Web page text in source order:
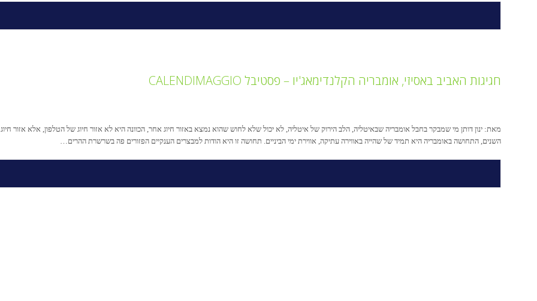
חגיגות האביב באסיזי, אומבריה הקלנדימאג'יו – פסטיבל CALENDIMAGGIO
מאת: ינון דותן מי שמבקר בחבל אומבריה שבאיטליה, הלב הירוק של איטליה, לא יכול שלא לחוש שהוא נמצא באזור חיוג אחר, הכוונה היא לא אזור חיוג של הטלפון, אלא אזור
השנים, התחושה באומבריה היא תמיד של שהייה באווירה עתיקה, אווירת ימי הביניים. תחושה זו היא הודות למבצרים הענקיים הפזורים פה בשרשרת ההרים…